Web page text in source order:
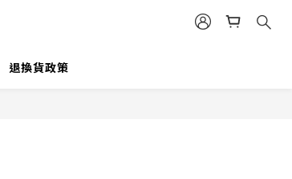
退換貨政策